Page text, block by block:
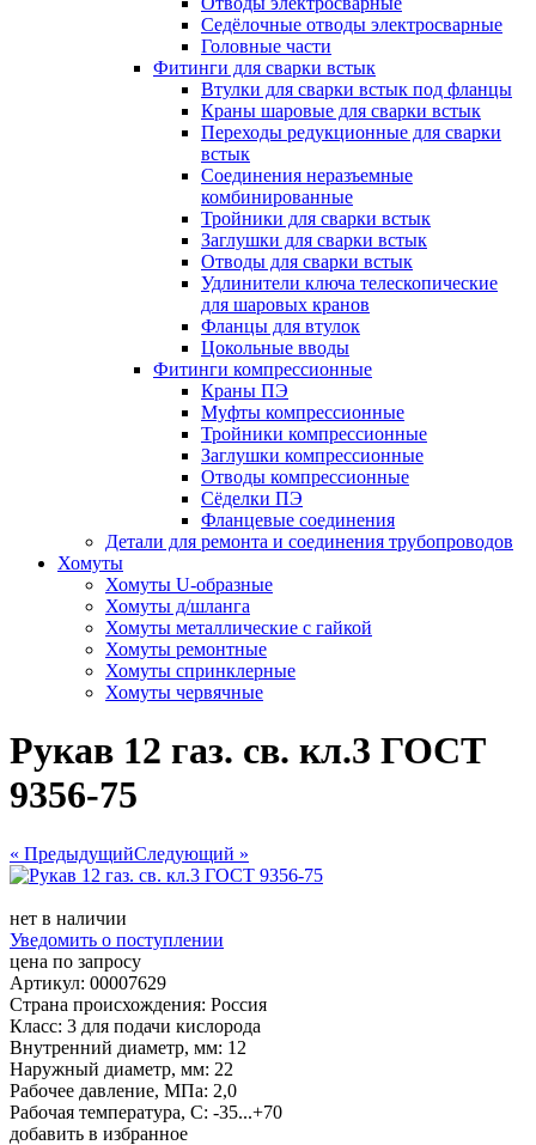
Седёлочные отводы электросварные
Головные части
Фитинги для сварки встык
Втулки для сварки встык под фланцы
Краны шаровые для сварки встык
Переходы редукционные для сварки
встык
Соединения неразъемные
комбинированные
Тройники для сварки встык
Заглушки для сварки встык
Отводы для сварки встык
Удлинители ключа телескопические
для шаровых кранов
Фланцы для втулок
Цокольные вводы
Фитинги компрессионные
Краны ПЭ
Муфты компрессионные
Тройники компрессионные
Заглушки компрессионные
Отводы компрессионные
Сёделки ПЭ
Фланцевые соединения
Детали для ремонта и соединения трубопроводов
Хомуты
Хомуты U-образные
Хомуты д/шланга
Хомуты металлические с гайкой
Хомуты ремонтные
Хомуты спринклерные
Хомуты червячные
Рукав 12 газ. св. кл.3 ГОСТ
9356-75
« ПредыдущийСледующий »
нет в наличии
Уведомить о поступлении
цена по запросу
Артикул: 00007629
Страна происхождения: Россия
Класс: 3 для подачи кислорода
Внутренний диаметр, мм: 12
Наружный диаметр, мм: 22
Рабочее давление, МПа: 2,0
Рабочая температура, С: -35...+70
добавить в избранное